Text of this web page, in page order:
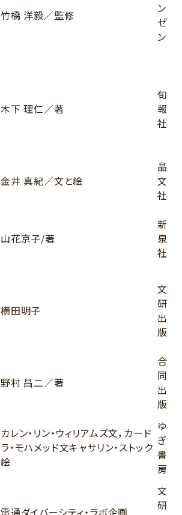
竹橋 洋毅／監修
ン
ゼ
ン
木下 理仁／著
旬
報
社
金井 真紀／文と絵
晶
文
社
山花京子/著
新
泉
社
横田明子
文
研
出
版
野村 昌二／著
合
同
出
版
カレン・リン・ウィリアムズ文，カード
ラ・モハメッド文キャサリン・ストック
絵
ゆ
ぎ
書
房
電通ダイバーシティ・ラボ企画
文
研